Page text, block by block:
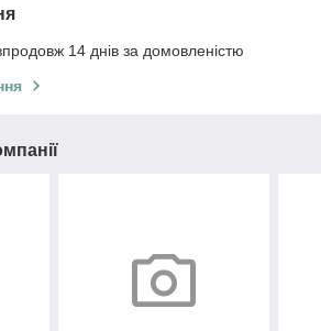
14 днів за домовленістю